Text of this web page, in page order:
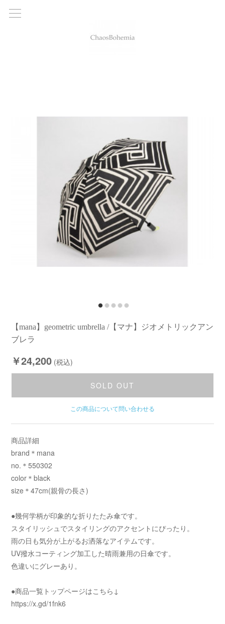
【mana】geometric umbrella /【マナ】ジオメトリックアン
ブレラ
￥24,200 (税込)
SOLD OUT
この商品について問い合わせる
商品詳細
brand＊mana
no.＊550302
color＊black
size＊47cm(親骨の長さ)
●幾何学柄が印象的な折りたたみ傘です。
スタイリッシュでスタイリングのアクセントにぴったり。
雨の日も気分が上がるお洒落なアイテムです。
UV撥水コーティング加工した晴雨兼用の日傘です。
色違いにグレーあり。
●商品一覧トップページはこちら↓
https://x.gd/1fnk6